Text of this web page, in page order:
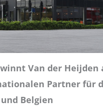
Van der Heijden
Partner für
Belgien